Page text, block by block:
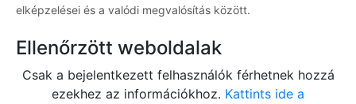
elképzelései és a valódi megvalósítás között.
Ellenőrzött weboldalak
Csak a bejelentkezett felhasználók férhetnek hozzá
ezekhez az információkhoz. Kattints ide a